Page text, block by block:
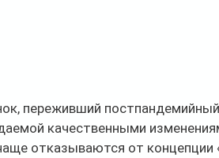
переживший постпандемийный
качественными
отказываются от